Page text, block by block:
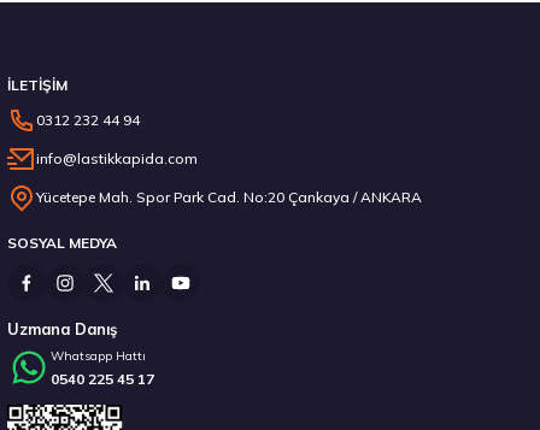
İLETİŞİM
0312 232 44 94
info@lastikkapida.com
Yücetepe Mah. Spor Park Cad. No:20 Çankaya / ANKARA
SOSYAL MEDYA
Uzmana Danış
Whatsapp Hattı
0540 225 45 17